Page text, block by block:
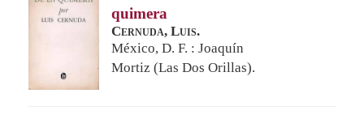
quimera
Cernuda, Luis.
México, D. F. : Joaquín
Mortiz (Las Dos Orillas).